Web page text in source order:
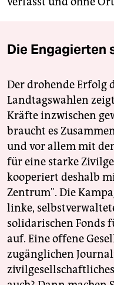
Die Engagierten
Der drohende Erfolg
Landtagswahlen
Kräfte inzwischen
braucht es
und vor allem mit
für eine starke
kooperiert deshalb
Zentrum". Die
linke,
solidarischen Fonds
auf. Eine offene
zugänglichen